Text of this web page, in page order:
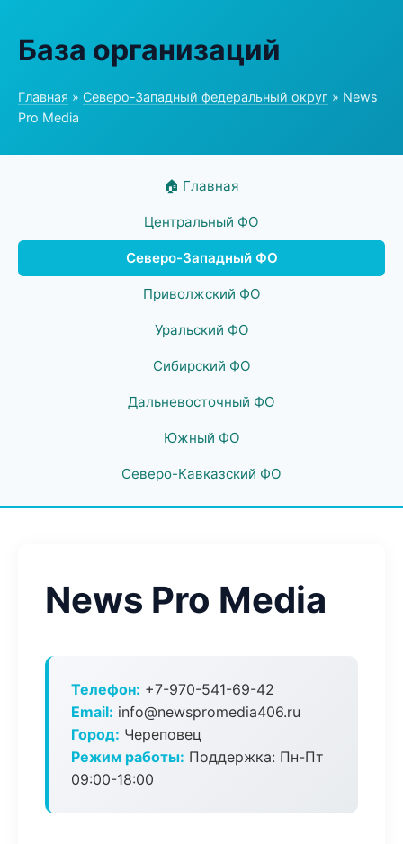
База организаций
Главная » Северо-Западный федеральный округ » News
Pro Media
🏠 Главная
Центральный ФО
Северо-Западный ФО
Приволжский ФО
Уральский ФО
Сибирский ФО
Дальневосточный ФО
Южный ФО
Северо-Кавказский ФО
News Pro Media
Телефон: +7-970-541-69-42
Email: info@newspromedia406.ru
Город: Череповец
Режим работы: Поддержка: Пн-Пт
09:00-18:00